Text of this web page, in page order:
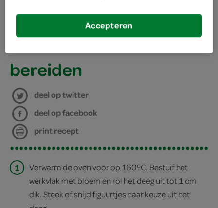
bereiden
deel op twitter
deel op facebook
print recept
1
Verwarm de oven voor op 160ºC. Bestuif het
werkvlak met bloem en rol het deeg uit tot 1 cm
dik. Steek of snijd figuurtjes naar keuze uit het
Accepteren